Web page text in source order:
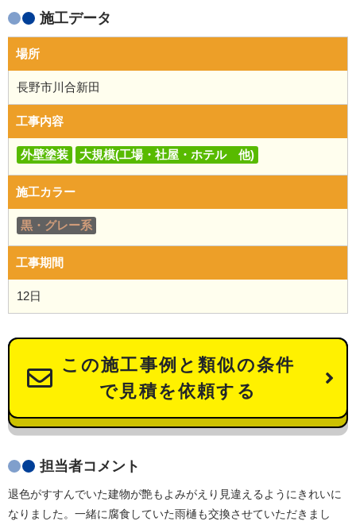
施工データ
場所
長野市川合新田
工事内容
外壁塗装 大規模(工場・社屋・ホテル 他)
施工カラー
黒・グレー系
工事期間
12日
この施工事例と類似の条件
で見積を依頼する
担当者コメント
退色がすすんでいた建物が艶もよみがえり見違えるようにきれいに
なりました。一緒に腐食していた雨樋も交換させていただきまし